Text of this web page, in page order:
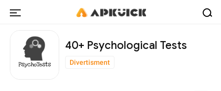
40+ Psychological Tests
Divertisment